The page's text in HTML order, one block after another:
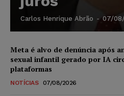
Carlos Henrique Abrão - 07/
Meta é alvo de denúncia após
sexual infantil gerado por IA
plataformas
NOTÍCIAS 07/08/2026